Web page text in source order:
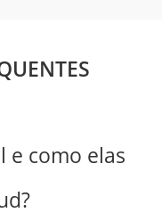
e como elas